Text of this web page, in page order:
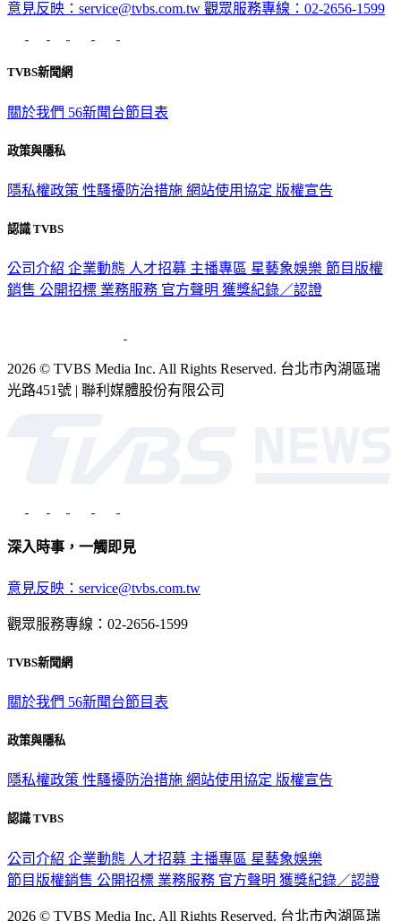
意見反映：service@tvbs.com.tw 觀眾服務專線：02-2656-1599
TVBS新聞網
關於我們 56新聞台節目表
政策與隱私
隱私權政策 性騷擾防治措施 網站使用協定 版權宣告
認識 TVBS
公司介紹 企業動態 人才招募 主播專區 星藝象娛樂 節目版權
銷售 公開招標 業務服務 官方聲明 獲獎紀錄／認證
2026 © TVBS Media Inc. All Rights Reserved. 台北市內湖區瑞
光路451號 | 聯利媒體股份有限公司
深入時事，一觸即見
意見反映：service@tvbs.com.tw
觀眾服務專線：02-2656-1599
TVBS新聞網
關於我們 56新聞台節目表
政策與隱私
隱私權政策 性騷擾防治措施 網站使用協定 版權宣告
認識 TVBS
公司介紹 企業動態 人才招募 主播專區 星藝象娛樂
節目版權銷售 公開招標 業務服務 官方聲明 獲獎紀錄／認證
2026 © TVBS Media Inc. All Rights Reserved. 台北市內湖區瑞